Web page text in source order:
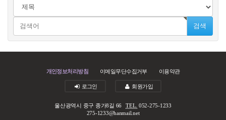
검색
개인정보처리방침 이메일무단수집거부 이용약관
로그인 회원가입
울산광역시 중구 종가8길 66TEL. 052-275-1233
275-1233@hanmail.net